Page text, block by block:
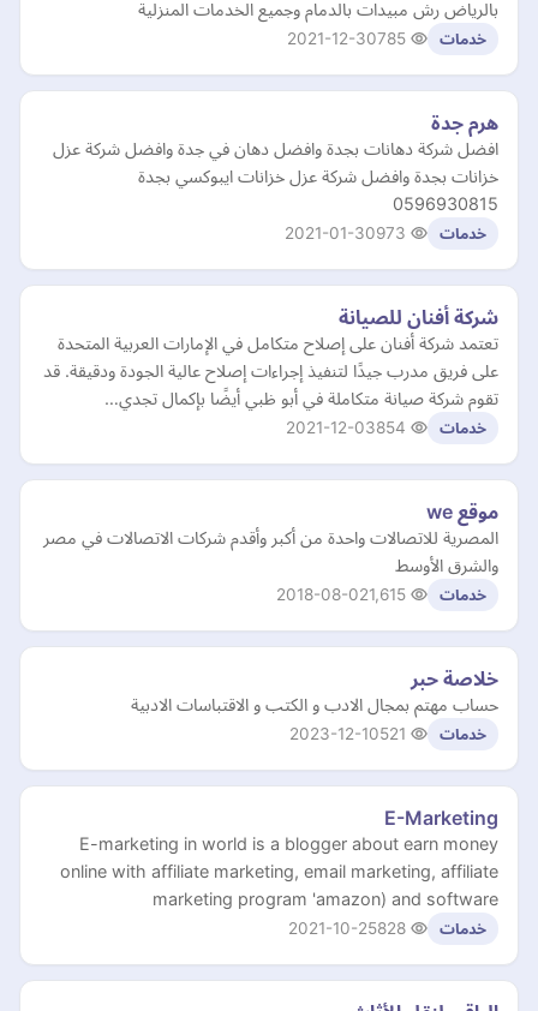
بالرياض رش مبيدات بالدمام وجميع الخدمات المنزلية
خدمات 2021-12-30
هرم جدة
افضل شركة دهانات بجدة وافضل دهان في جدة وافضل شركة عزل
خزانات بجدة وافضل شركة عزل خزانات ايبوكسي بجدة
0596930815
خدمات 2021-01-30
شركة أفنان للصيانة
تعتمد شركة أفنان على إصلاح متكامل في الإمارات العربية المتحدة
على فريق مدرب جيدًا لتنفيذ إجراءات إصلاح عالية الجودة ودقيقة. قد
تقوم شركة صيانة متكاملة في أبو ظبي أيضًا بإكمال تجدي…
خدمات 2021-12-03
موقع we
المصرية للاتصالات واحدة من أكبر وأقدم شركات الاتصالات في مصر
والشرق الأوسط
خدمات 2018-08-02
خلاصة حبر
حساب مهتم بمجال الادب و الكتب و الاقتباسات الادبية
خدمات 2023-12-10
E-Marketing
E-marketing in world is a blogger about earn money
online with affiliate marketing, email marketing, affiliate
marketing program 'amazon) and software
خدمات 2021-10-25